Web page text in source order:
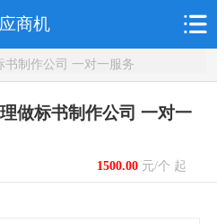
商机
制作公司 一对一服务
做标书制作公司 一对一
1500.00元/个 起